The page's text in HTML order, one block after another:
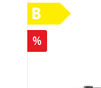
B
%